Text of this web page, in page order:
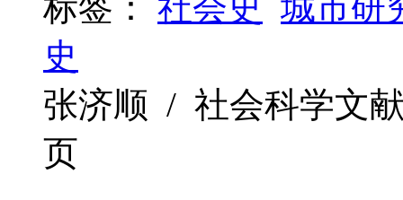
史
张济顺 / 社会科学文
页